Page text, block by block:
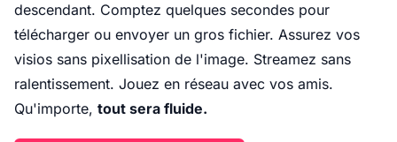
descendant. Comptez quelques secondes pour
télécharger ou envoyer un gros fichier. Assurez vos
visios sans pixellisation de l'image. Streamez sans
ralentissement. Jouez en réseau avec vos amis.
Qu'importe, tout sera fluide.